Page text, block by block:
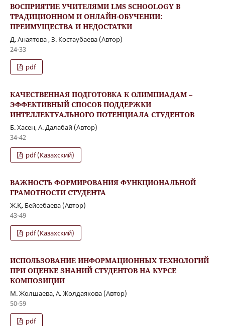
ВОСПРИЯТИЕ УЧИТЕЛЯМИ LMS SCHOOLOGY В
ТРАДИЦИОННОМ И ОНЛАЙН-ОБУЧЕНИИ:
ПРЕИМУЩЕСТВА И НЕДОСТАТКИ
Д. Анаятова , З. Костаубаева (Автор)
24-33
pdf
КАЧЕСТВЕННАЯ ПОДГОТОВКА К ОЛИМПИАДАМ –
ЭФФЕКТИВНЫЙ СПОСОБ ПОДДЕРЖКИ
ИНТЕЛЛЕКТУАЛЬНОГО ПОТЕНЦИАЛА СТУДЕНТОВ
Б. Хасен, А. Далабай (Автор)
34-42
pdf (Казахский)
ВАЖНОСТЬ ФОРМИРОВАНИЯ ФУНКЦИОНАЛЬНОЙ
ГРАМОТНОСТИ СТУДЕНТА
Ж.Қ. Бейсебаева (Автор)
43-49
pdf (Казахский)
ИСПОЛЬЗОВАНИЕ ИНФОРМАЦИОННЫХ ТЕХНОЛОГИЙ
ПРИ ОЦЕНКЕ ЗНАНИЙ СТУДЕНТОВ НА КУРСЕ
КОМПОЗИЦИИ
М. Жолшаева, А. Жолдаякова (Автор)
50-59
pdf